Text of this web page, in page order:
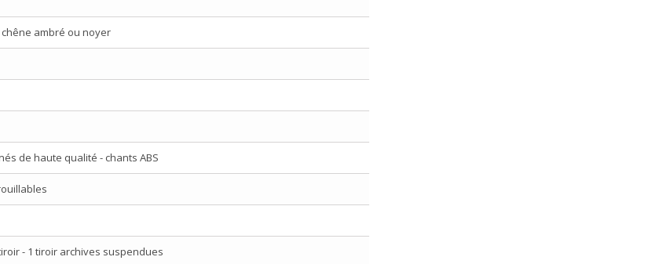
ambré ou noyer
de haute qualité - chants ABS
- 1 tiroir archives suspendues